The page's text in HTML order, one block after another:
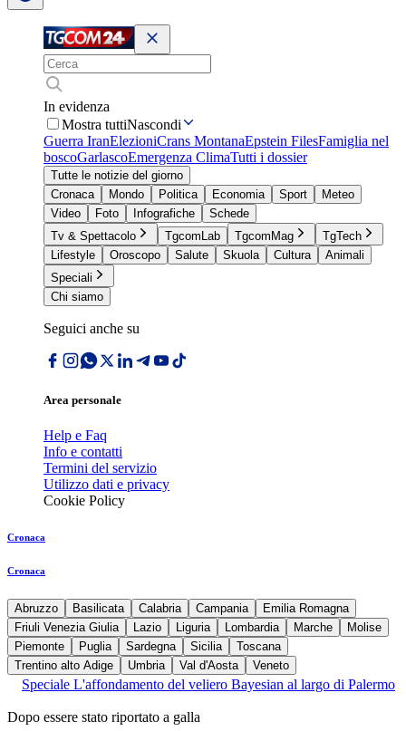
In evidenza
Mostra tuttiNascondi
Guerra IranElezioniCrans MontanaEpstein FilesFamiglia nel
boscoGarlascoEmergenza ClimaTutti i dossier
Tutte le notizie del giorno
Cronaca
Mondo Politica Economia Sport
Meteo
Video
Foto Infografiche
Schede
Tv & Spettacolo
TgcomLab TgcomMag
TgTech
Lifestyle
Oroscopo Salute Skuola Cultura
Animali
Speciali
Chi siamo
Seguici anche su
Area personale
Help e Faq
Info e contatti
Termini del servizio
Utilizzo dati e privacy
Cookie Policy
Cronaca
Cronaca
Abruzzo Basilicata Calabria Campania
Emilia Romagna
Friuli Venezia Giulia
Lazio Liguria Lombardia Marche
Molise
Piemonte
Puglia Sardegna Sicilia
Toscana
Trentino alto Adige
Umbria Val d'Aosta Veneto
Speciale L'affondamento del veliero Bayesian al largo di Palermo
Dopo essere stato riportato a galla